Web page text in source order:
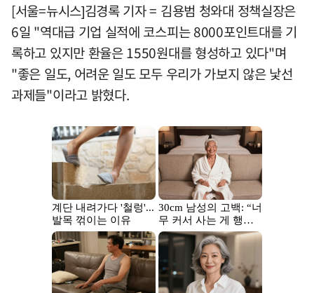
[서울=뉴시스]김경록 기자 = 김용범 청와대 정책실장은
6일 "역대급 기업 실적에 코스피는 8000포인트대를 기
록하고 있지만 환율은 1550원대를 형성하고 있다"며
"좋은 일도, 어려운 일도 모두 우리가 가보지 않은 낯선
과제들"이라고 밝혔다.